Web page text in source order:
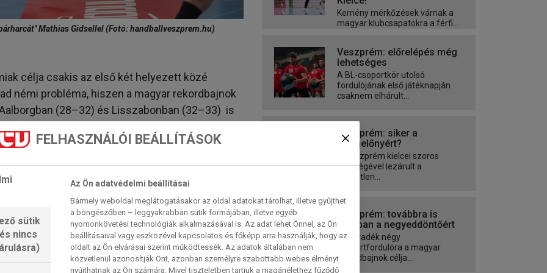
Mathias Gidsellel (Fotó: handballveszprem.hu)
célja csakis az első két helyezett közé
némi probléma, hiszen a magyar rekordbajnok
(28–32) és Lisszabonban (32–33) is
erőpróbáját megnyerte. Ezzel négy ponttal
az idegenbeli mérkőzését a csoportkörben, a
jutott. Az ellenfelek korábban kétszer
2011–12-ben és 2024–25-ben.
a Füchse Berlin, 17–16-os félidő után
final fourba. A mérkőzés a legutóbbi nagy tornák
Gidsel (párizsi olimpia 2024 és 2025-ös vb)
Kemény mérkőzések várnak a
magyar klubcsapatokra a férfi...
Veszprém: előrelépés még
lehetséges
A BL-csoportkör utolsó
fordulójának első játéknapján
csaknem elhárult...
Veszprém: siker a
pályaelőnyért?
A Veszprém kielcei szoros
vereségével lezárult a
közvetlen...
Veszprém: továbbra is
harcban a negyeddöntőért
A maradék négy
csoportfordulóra a magyar
rekordbajnok célja...
FELHASZNÁLÓI BEÁLLÍTÁSOK
sütik
nincs
Az Ön adatvédelmi beállításai
Bármely weboldal meglátogatásakor az oldal adatokat tárolhat, illetve gyűjthet
a böngészőben – leggyakrabban sütik formájában, illetve egyéb
nyomonkövetési technológiák alkalmazásával is. Az adat lehet Önnel, az Ön
beállításaival vagy eszközével kapcsolatos és főképp arra használják, hogy az
oldalt az Ön elvárásai szerint működtessék. Az adatok általában nem
közvetlenül azonosítják Önt, azonban személyre szabottabb webes élményt
nyújthatnak az Ön számára. Mivel tiszteletben tartjuk a magánélethez fűződő